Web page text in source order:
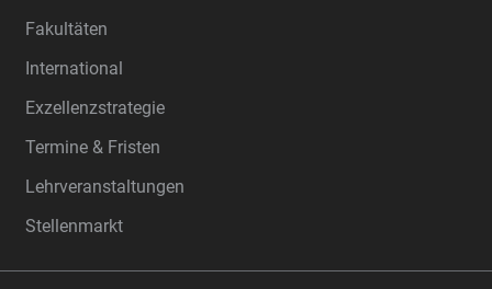
Fakultäten
International
Exzellenzstrategie
Termine & Fristen
Lehrveranstaltungen
Stellenmarkt